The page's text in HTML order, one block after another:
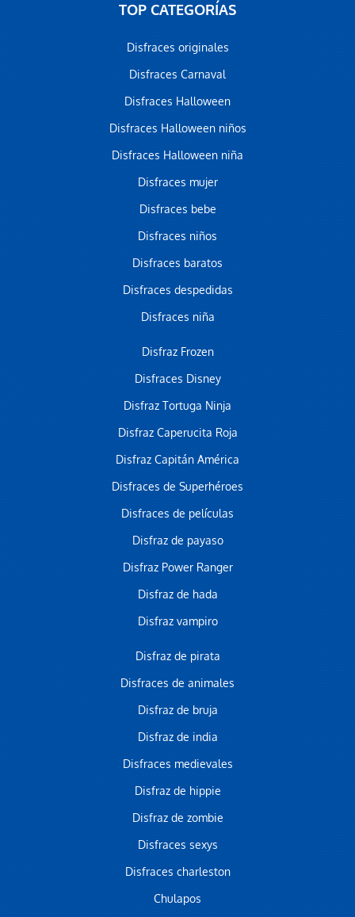
TOP CATEGORÍAS
Disfraces originales
Disfraces Carnaval
Disfraces Halloween
Disfraces Halloween niños
Disfraces Halloween niña
Disfraces mujer
Disfraces bebe
Disfraces niños
Disfraces baratos
Disfraces despedidas
Disfraces niña
Disfraz Frozen
Disfraces Disney
Disfraz Tortuga Ninja
Disfraz Caperucita Roja
Disfraz Capitán América
Disfraces de Superhéroes
Disfraces de películas
Disfraz de payaso
Disfraz Power Ranger
Disfraz de hada
Disfraz vampiro
Disfraz de pirata
Disfraces de animales
Disfraz de bruja
Disfraz de india
Disfraces medievales
Disfraz de hippie
Disfraz de zombie
Disfraces sexys
Disfraces charleston
Chulapos